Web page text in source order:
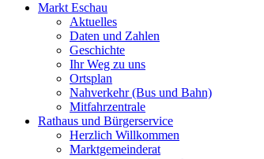
Markt Eschau
Aktuelles
Daten und Zahlen
Geschichte
Ihr Weg zu uns
Ortsplan
Nahverkehr (Bus und Bahn)
Mitfahrzentrale
Rathaus und Bürgerservice
Herzlich Willkommen
Marktgemeinderat